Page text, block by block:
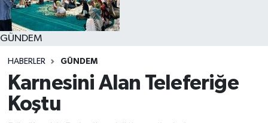
GÜNDEM
HABERLER GÜNDEM
Karnesini Alan Teleferiğe
Koştu